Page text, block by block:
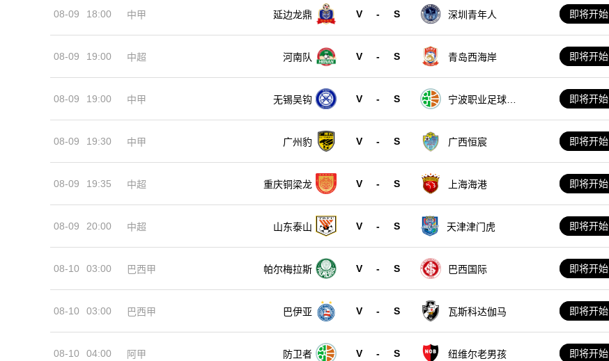
08-09 18:00 中甲 延边龙鼎 V - S 深圳青年人 即将开始
08-09 19:00 中超 河南队 V - S 青岛西海岸 即将开始
08-09 19:00 中甲 无锡吴钩 V - S
宁波职业足球俱
即将开始
08-09 19:30 中甲 广州豹 V - S 广西恒宸 即将开始
08-09 19:35 中超 重庆铜梁龙 V - S 上海海港 即将开始
08-09 20:00 中超 山东泰山 V - S 天津津门虎 即将开始
08-10 03:00 巴西甲 帕尔梅拉斯 V - S 巴西国际 即将开始
08-10 03:00 巴西甲 巴伊亚 V - S 瓦斯科达伽马 即将开始
08-10 04:00 阿甲 防卫者 V - S 纽维尔老男孩 即将开始